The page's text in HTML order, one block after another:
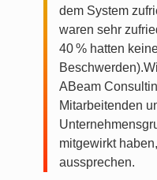
dem System
waren sehr
40 % hatten
ABeam
Mitarbeitenden
mitgewirkt
aussprechen.